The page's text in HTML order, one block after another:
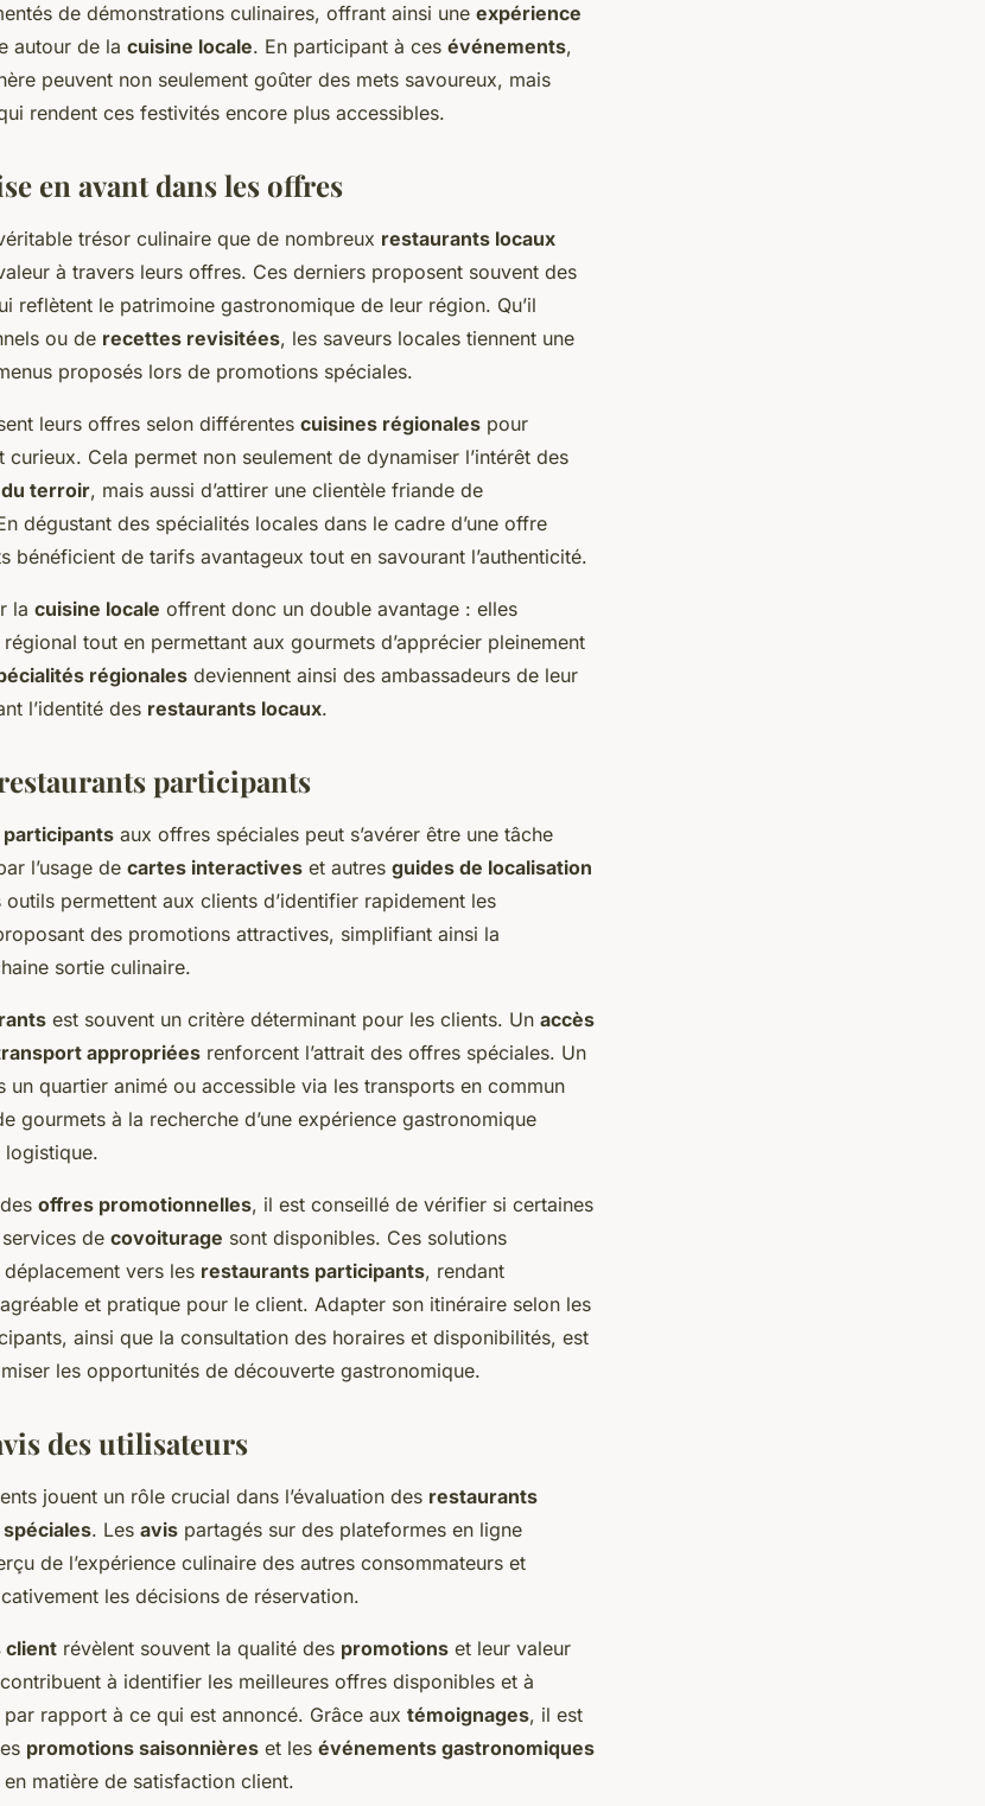
de démonstrations culinaires, offrant ainsi une expérience
autour de la cuisine locale. En participant à ces événements,
peuvent non seulement goûter des mets savoureux, mais
rendent ces festivités encore plus accessibles.
en avant dans les offres
trésor culinaire que de nombreux restaurants locaux
à travers leurs offres. Ces derniers proposent souvent des
reflètent le patrimoine gastronomique de leur région. Qu’il
ou de recettes revisitées, les saveurs locales tiennent une
proposés lors de promotions spéciales.
leurs offres selon différentes cuisines régionales pour
Cela permet non seulement de dynamiser l’intérêt des
terroir, mais aussi d’attirer une clientèle friande de
dégustant des spécialités locales dans le cadre d’une offre
bénéficient de tarifs avantageux tout en savourant l’authenticité.
la cuisine locale offrent donc un double avantage : elles
régional tout en permettant aux gourmets d’apprécier pleinement
régionales deviennent ainsi des ambassadeurs de leur
l’identité des restaurants locaux.
participants
aux offres spéciales peut s’avérer être une tâche
l’usage de cartes interactives et autres guides de localisation
permettent aux clients d’identifier rapidement les
des promotions attractives, simplifiant ainsi la
sortie culinaire.
est souvent un critère déterminant pour les clients. Un accès
appropriées renforcent l’attrait des offres spéciales. Un
un quartier animé ou accessible via les transports en commun
gourmets à la recherche d’une expérience gastronomique
logistique.
offres promotionnelles, il est conseillé de vérifier si certaines
de covoiturage sont disponibles. Ces solutions
vers les restaurants participants, rendant
et pratique pour le client. Adapter son itinéraire selon les
ainsi que la consultation des horaires et disponibilités, est
les opportunités de découverte gastronomique.
des utilisateurs
jouent un rôle crucial dans l’évaluation des restaurants
. Les avis partagés sur des plateformes en ligne
de l’expérience culinaire des autres consommateurs et
les décisions de réservation.
client révèlent souvent la qualité des promotions et leur valeur
contribuent à identifier les meilleures offres disponibles et à
rapport à ce qui est annoncé. Grâce aux témoignages, il est
promotions saisonnières et les événements gastronomiques
matière de satisfaction client.